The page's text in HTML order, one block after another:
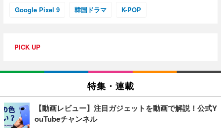
Google Pixel 9 韓国ドラマ K-POP
PICK UP
特集・連載
【動画レビュー】注目ガジェットを動画で解説！公式Y
ouTubeチャンネル